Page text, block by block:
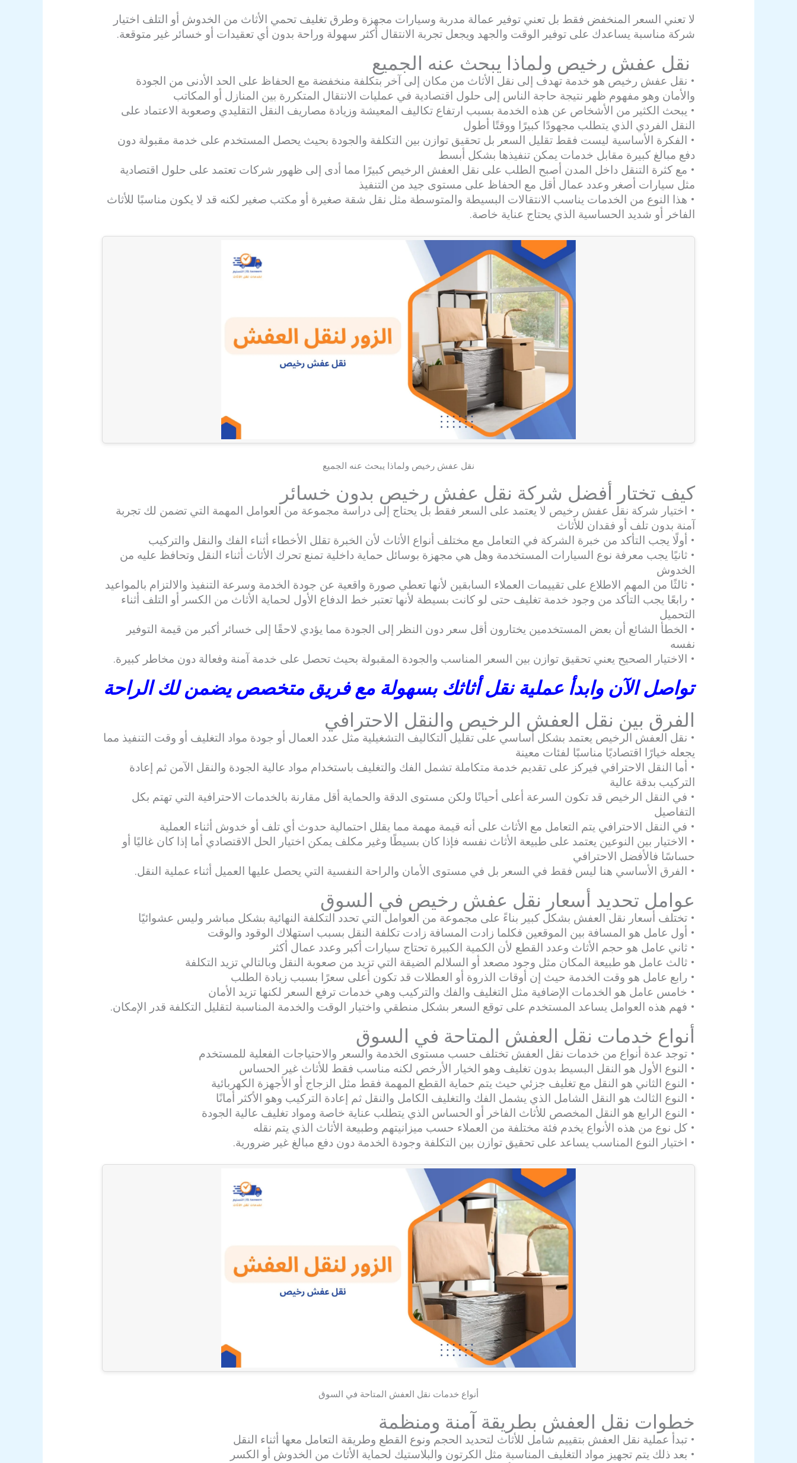
لا تعني السعر المنخفض فقط بل تعني توفير عمالة مدربة وسيارات مجهزة وطرق تغليف تحمي الأثاث من الخدوش أو التلف اختيار
شركة مناسبة يساعدك على توفير الوقت والجهد ويجعل تجربة الانتقال أكثر سهولة وراحة بدون أي تعقيدات أو خسائر غير متوقعة.
نقل عفش رخيص ولماذا يبحث عنه الجميع
• نقل عفش رخيص هو خدمة تهدف إلى نقل الأثاث من مكان إلى آخر بتكلفة منخفضة مع الحفاظ على الحد الأدنى من الجودة
والأمان وهو مفهوم ظهر نتيجة حاجة الناس إلى حلول اقتصادية في عمليات الانتقال المتكررة بين المنازل أو المكاتب
• يبحث الكثير من الأشخاص عن هذه الخدمة بسبب ارتفاع تكاليف المعيشة وزيادة مصاريف النقل التقليدي وصعوبة الاعتماد على
النقل الفردي الذي يتطلب مجهودًا كبيرًا ووقتًا أطول
• الفكرة الأساسية ليست فقط تقليل السعر بل تحقيق توازن بين التكلفة والجودة بحيث يحصل المستخدم على خدمة مقبولة دون
دفع مبالغ كبيرة مقابل خدمات يمكن تنفيذها بشكل أبسط
• مع كثرة التنقل داخل المدن أصبح الطلب على نقل العفش الرخيص كبيرًا مما أدى إلى ظهور شركات تعتمد على حلول اقتصادية
مثل سيارات أصغر وعدد عمال أقل مع الحفاظ على مستوى جيد من التنفيذ
• هذا النوع من الخدمات يناسب الانتقالات البسيطة والمتوسطة مثل نقل شقة صغيرة أو مكتب صغير لكنه قد لا يكون مناسبًا للأثاث
الفاخر أو شديد الحساسية الذي يحتاج عناية خاصة.
نقل عفش رخيص ولماذا يبحث عنه الجميع
كيف تختار أفضل شركة نقل عفش رخيص بدون خسائر
• اختيار شركة نقل عفش رخيص لا يعتمد على السعر فقط بل يحتاج إلى دراسة مجموعة من العوامل المهمة التي تضمن لك تجربة
آمنة بدون تلف أو فقدان للأثاث
• أولًا يجب التأكد من خبرة الشركة في التعامل مع مختلف أنواع الأثاث لأن الخبرة تقلل الأخطاء أثناء الفك والنقل والتركيب
• ثانيًا يجب معرفة نوع السيارات المستخدمة وهل هي مجهزة بوسائل حماية داخلية تمنع تحرك الأثاث أثناء النقل وتحافظ عليه من
الخدوش
• ثالثًا من المهم الاطلاع على تقييمات العملاء السابقين لأنها تعطي صورة واقعية عن جودة الخدمة وسرعة التنفيذ والالتزام بالمواعيد
• رابعًا يجب التأكد من وجود خدمة تغليف حتى لو كانت بسيطة لأنها تعتبر خط الدفاع الأول لحماية الأثاث من الكسر أو التلف أثناء
التحميل
• الخطأ الشائع أن بعض المستخدمين يختارون أقل سعر دون النظر إلى الجودة مما يؤدي لاحقًا إلى خسائر أكبر من قيمة التوفير
نفسه
• الاختيار الصحيح يعني تحقيق توازن بين السعر المناسب والجودة المقبولة بحيث تحصل على خدمة آمنة وفعالة دون مخاطر كبيرة.
تواصل الآن وابدأ عملية نقل أثاثك بسهولة مع فريق متخصص يضمن لك الراحة
الفرق بين نقل العفش الرخيص والنقل الاحترافي
• نقل العفش الرخيص يعتمد بشكل أساسي على تقليل التكاليف التشغيلية مثل عدد العمال أو جودة مواد التغليف أو وقت التنفيذ مما
يجعله خيارًا اقتصاديًا مناسبًا لفئات معينة
• أما النقل الاحترافي فيركز على تقديم خدمة متكاملة تشمل الفك والتغليف باستخدام مواد عالية الجودة والنقل الآمن ثم إعادة
التركيب بدقة عالية
• في النقل الرخيص قد تكون السرعة أعلى أحيانًا ولكن مستوى الدقة والحماية أقل مقارنة بالخدمات الاحترافية التي تهتم بكل
التفاصيل
• في النقل الاحترافي يتم التعامل مع الأثاث على أنه قيمة مهمة مما يقلل احتمالية حدوث أي تلف أو خدوش أثناء العملية
• الاختيار بين النوعين يعتمد على طبيعة الأثاث نفسه فإذا كان بسيطًا وغير مكلف يمكن اختيار الحل الاقتصادي أما إذا كان غاليًا أو
حساسًا فالأفضل الاحترافي
• الفرق الأساسي هنا ليس فقط في السعر بل في مستوى الأمان والراحة النفسية التي يحصل عليها العميل أثناء عملية النقل.
عوامل تحديد أسعار نقل عفش رخيص في السوق
• تختلف أسعار نقل العفش بشكل كبير بناءً على مجموعة من العوامل التي تحدد التكلفة النهائية بشكل مباشر وليس عشوائيًا
• أول عامل هو المسافة بين الموقعين فكلما زادت المسافة زادت تكلفة النقل بسبب استهلاك الوقود والوقت
• ثاني عامل هو حجم الأثاث وعدد القطع لأن الكمية الكبيرة تحتاج سيارات أكبر وعدد عمال أكثر
• ثالث عامل هو طبيعة المكان مثل وجود مصعد أو السلالم الضيقة التي تزيد من صعوبة النقل وبالتالي تزيد التكلفة
• رابع عامل هو وقت الخدمة حيث إن أوقات الذروة أو العطلات قد تكون أعلى سعرًا بسبب زيادة الطلب
• خامس عامل هو الخدمات الإضافية مثل التغليف والفك والتركيب وهي خدمات ترفع السعر لكنها تزيد الأمان
• فهم هذه العوامل يساعد المستخدم على توقع السعر بشكل منطقي واختيار الوقت والخدمة المناسبة لتقليل التكلفة قدر الإمكان.
أنواع خدمات نقل العفش المتاحة في السوق
• توجد عدة أنواع من خدمات نقل العفش تختلف حسب مستوى الخدمة والسعر والاحتياجات الفعلية للمستخدم
• النوع الأول هو النقل البسيط بدون تغليف وهو الخيار الأرخص لكنه مناسب فقط للأثاث غير الحساس
• النوع الثاني هو النقل مع تغليف جزئي حيث يتم حماية القطع المهمة فقط مثل الزجاج أو الأجهزة الكهربائية
• النوع الثالث هو النقل الشامل الذي يشمل الفك والتغليف الكامل والنقل ثم إعادة التركيب وهو الأكثر أمانًا
• النوع الرابع هو النقل المخصص للأثاث الفاخر أو الحساس الذي يتطلب عناية خاصة ومواد تغليف عالية الجودة
• كل نوع من هذه الأنواع يخدم فئة مختلفة من العملاء حسب ميزانيتهم وطبيعة الأثاث الذي يتم نقله
• اختيار النوع المناسب يساعد على تحقيق توازن بين التكلفة وجودة الخدمة دون دفع مبالغ غير ضرورية.
أنواع خدمات نقل العفش المتاحة في السوق
خطوات نقل العفش بطريقة آمنة ومنظمة
• تبدأ عملية نقل العفش بتقييم شامل للأثاث لتحديد الحجم ونوع القطع وطريقة التعامل معها أثناء النقل
• بعد ذلك يتم تجهيز مواد التغليف المناسبة مثل الكرتون والبلاستيك لحماية الأثاث من الخدوش أو الكسر